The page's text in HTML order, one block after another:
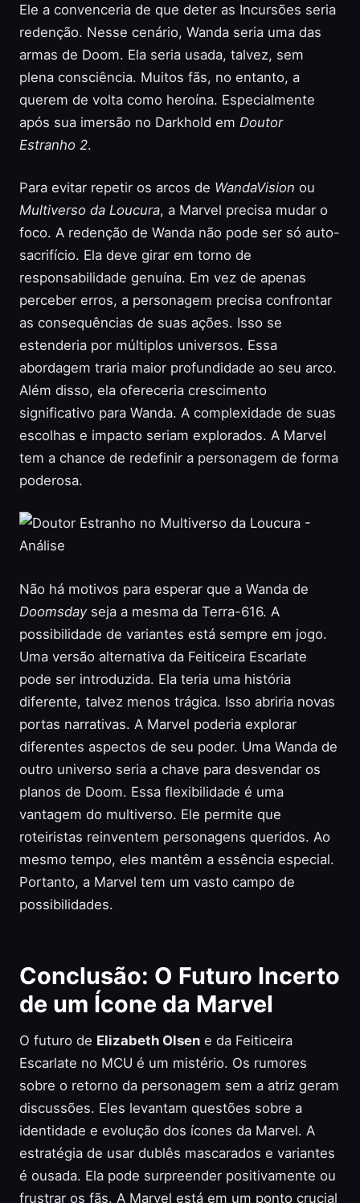
Ele a convenceria de que deter as Incursões seria
redenção. Nesse cenário, Wanda seria uma das
armas de Doom. Ela seria usada, talvez, sem
plena consciência. Muitos fãs, no entanto, a
querem de volta como heroína. Especialmente
após sua imersão no Darkhold em Doutor
Estranho 2.
Para evitar repetir os arcos de WandaVision ou
Multiverso da Loucura, a Marvel precisa mudar o
foco. A redenção de Wanda não pode ser só auto-
sacrifício. Ela deve girar em torno de
responsabilidade genuína. Em vez de apenas
perceber erros, a personagem precisa confrontar
as consequências de suas ações. Isso se
estenderia por múltiplos universos. Essa
abordagem traria maior profundidade ao seu arco.
Além disso, ela ofereceria crescimento
significativo para Wanda. A complexidade de suas
escolhas e impacto seriam explorados. A Marvel
tem a chance de redefinir a personagem de forma
poderosa.
Não há motivos para esperar que a Wanda de
Doomsdayseja a mesma da Terra-616. A
possibilidade de variantes está sempre em jogo.
Uma versão alternativa da Feiticeira Escarlate
pode ser introduzida. Ela teria uma história
diferente, talvez menos trágica. Isso abriria novas
portas narrativas. A Marvel poderia explorar
diferentes aspectos de seu poder. Uma Wanda de
outro universo seria a chave para desvendar os
planos de Doom. Essa flexibilidade é uma
vantagem do multiverso. Ele permite que
roteiristas reinventem personagens queridos. Ao
mesmo tempo, eles mantêm a essência especial.
Portanto, a Marvel tem um vasto campo de
possibilidades.
Conclusão: O Futuro Incerto
de um Ícone da Marvel
O futuro de Elizabeth Olsen e da Feiticeira
Escarlate no MCU é um mistério. Os rumores
sobre o retorno da personagem sem a atriz geram
discussões. Eles levantam questões sobre a
identidade e evolução dos ícones da Marvel. A
estratégia de usar dublês mascarados e variantes
é ousada. Ela pode surpreender positivamente ou
frustrar os fãs. A Marvel está em um ponto crucial